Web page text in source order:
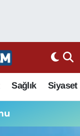
Sağlık Siyaset